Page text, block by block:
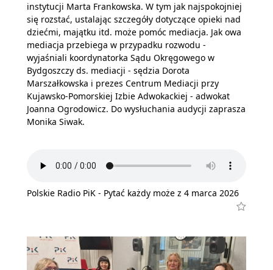
instytucji Marta Frankowska. W tym jak najspokojniej
się rozstać, ustalając szczegóły dotyczące opieki nad
dziećmi, majątku itd. może pomóc mediacja. Jak owa
mediacja przebiega w przypadku rozwodu -
wyjaśniali koordynatorka Sądu Okręgowego w
Bydgoszczy ds. mediacji - sędzia Dorota
Marszałkowska i prezes Centrum Mediacji przy
Kujawsko-Pomorskiej Izbie Adwokackiej - adwokat
Joanna Ogrodowicz. Do wysłuchania audycji zaprasza
Monika Siwak.
Polskie Radio PiK - Pytać każdy może z 4 marca 2026